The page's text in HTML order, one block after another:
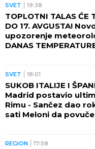
SVET 19:38
TOPLOTNI TALAS ĆE
DO 17. AVGUSTA!
upozorenje
DANAS
SVET 18:01
SUKOB ITALIJE I
Madrid postavio
Rimu - Sančez dao
sati Meloni da
REGION 17:58